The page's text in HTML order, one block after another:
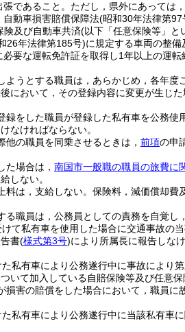
であること。 ただし，県外にあっては
自動車損害賠償保障法(昭和30年法律第97
険及び自動車共済(以下「任意保険等」と
26年法律第185号)に規定する車両の整備
要な運転免許証を取得し1年以上の運転
ようとする職員は，あらかじめ，各年度
において，その登録内容に変更が生じた
録をした職員が登録した私有車を公務
なければならない。
他の職員を同乗させるときは， 前項の申
た場合は， 南国市一般職の職員の旅費に
しない。
は，支給しない。 保険料，減価償却費
る職員は，公務員としての責務を自覚し
て私有車を使用した場合に交通事故の
書(様式第3号)により所属長に報告しな
私有車により公務遂行中に事故により
いて加入している自賠保険等及び任意保
損害の賠償をした場合において，職員に
私有車により公務遂行中に当該私有車